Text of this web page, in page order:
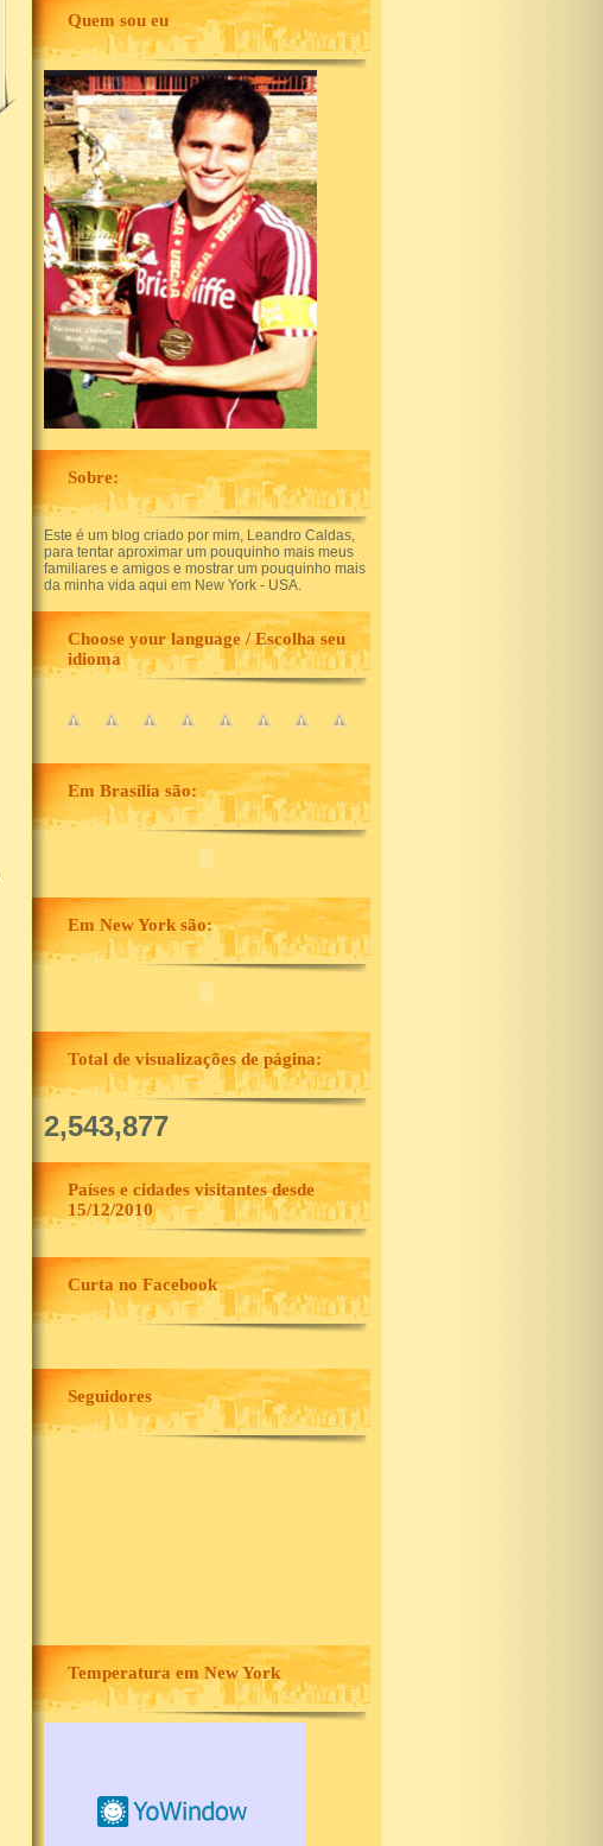
Quem sou eu
Sobre:
Este é um blog criado por mim, Leandro Caldas,
para tentar aproximar um pouquinho mais meus
familiares e amigos e mostrar um pouquinho mais
da minha vida aqui em New York - USA.
Choose your language / Escolha seu
idioma
Em Brasília são:
Em New York são:
Total de visualizações de página:
2,543,877
Países e cidades visitantes desde
15/12/2010
Curta no Facebook
Seguidores
Temperatura em New York